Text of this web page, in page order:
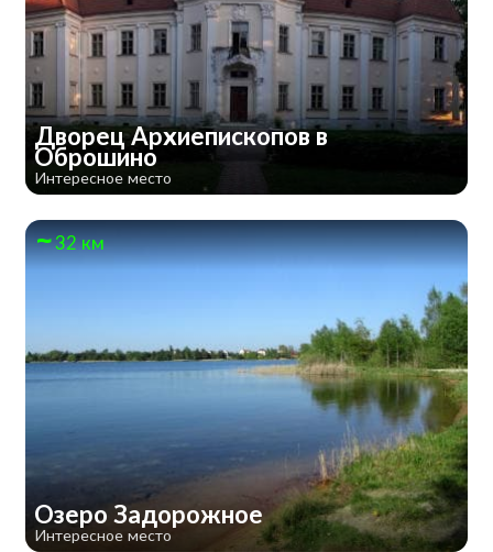
Дворец Архиепископов в
Оброшино
Интересное место
32 км
Озеро Задорожное
Интересное место